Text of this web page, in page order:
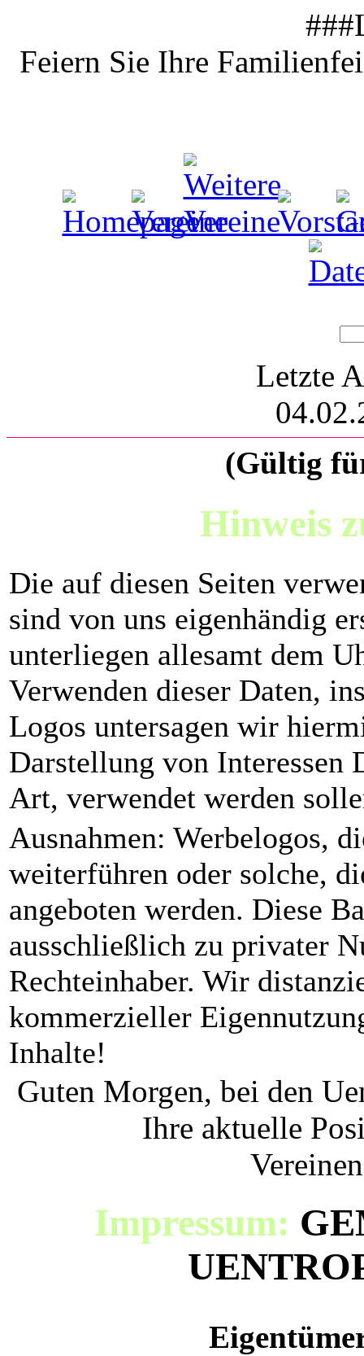
Feiern Sie Ihre
Letzte
(Gültig
Hinweis
Die auf diesen Seiten
sind von uns eigenhändig
unterliegen allesamt dem
Verwenden dieser Daten,
Logos untersagen wir
Darstellung von
Art, verwendet werden
Ausnahmen: Werbelogos,
weiterführen oder solche,
angeboten werden. Diese
ausschließlich zu privater
Rechteinhaber. Wir
kommerzieller
Inhalte!
Guten Morgen, bei den
Ihre aktuelle
Impressum: